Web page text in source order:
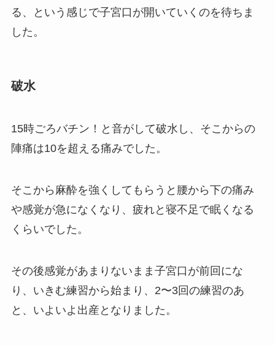
る、という感じで子宮口が開いていくのを待ちま
した。
破水
15時ごろバチン！と音がして破水し、そこからの
陣痛は10を超える痛みでした。
そこから麻酔を強くしてもらうと腰から下の痛み
や感覚が急になくなり、疲れと寝不足で眠くなる
くらいでした。
その後感覚があまりないまま子宮口が前回にな
り、いきむ練習から始まり、2〜3回の練習のあ
と、いよいよ出産となりました。